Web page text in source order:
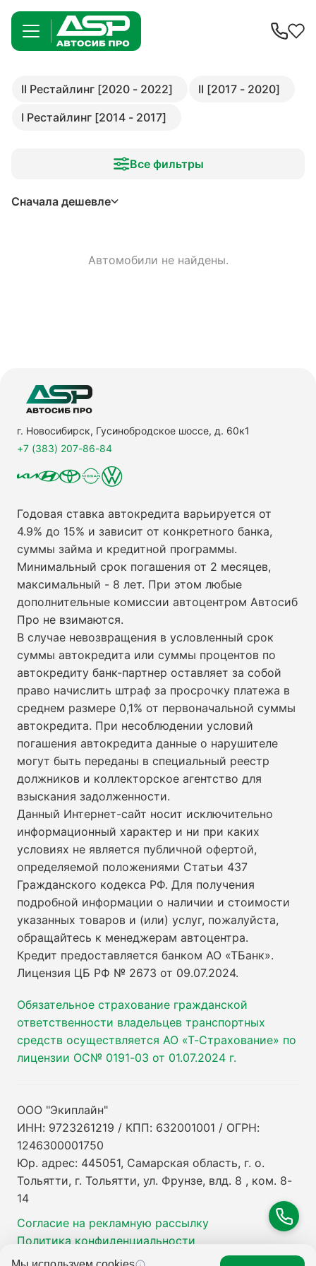
II Рестайлинг [2020 - 2022]
II [2017 - 2020]
I Рестайлинг [2014 - 2017]
Все фильтры
Сначала дешевле
Автомобили не найдены.
г. Новосибирск, Гусинобродское шоссе, д. 60к1
+7 (383) 207-86-84
Годовая ставка автокредита варьируется от
4.9% до 15% и зависит от конкретного банка,
суммы займа и кредитной программы.
Минимальный срок погашения от 2 месяцев,
максимальный - 8 лет. При этом любые
дополнительные комиссии автоцентром Автосиб
Про не взимаются.
В случае невозвращения в условленный срок
суммы автокредита или суммы процентов по
автокредиту банк-партнер оставляет за собой
право начислить штраф за просрочку платежа в
среднем размере 0,1% от первоначальной суммы
автокредита. При несоблюдении условий
погашения автокредита данные о нарушителе
могут быть переданы в специальный реестр
должников и коллекторское агентство для
взыскания задолженности.
Данный Интернет-сайт носит исключительно
информационный характер и ни при каких
условиях не является публичной офертой,
определяемой положениями Статьи 437
Гражданского кодекса РФ. Для получения
подробной информации о наличии и стоимости
указанных товаров и (или) услуг, пожалуйста,
обращайтесь к менеджерам автоцентра.
Кредит предоставляется банком АО «ТБанк».
Лицензия ЦБ РФ № 2673 от 09.07.2024.
Обязательное страхование гражданской
ответственности владельцев транспортных
средств осуществляется АО «Т-Страхование» по
лицензии ОС№ 0191-03 от 01.07.2024 г.
ООО "Экиплайн"
ИНН: 9723261219 / КПП: 632001001 / ОГРН:
1246300001750
Юр. адрес: 445051, Самарская область, г. о.
Тольятти, г. Тольятти, ул. Фрунзе, влд. 8 , ком. 8-
14
Согласие на рекламную рассылку
Политика конфиденциальности